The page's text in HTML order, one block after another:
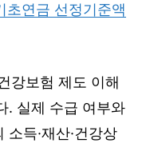
연금 선정기준액
강보험 제도 이해
. 실제 수급 여부와
득·재산·건강상